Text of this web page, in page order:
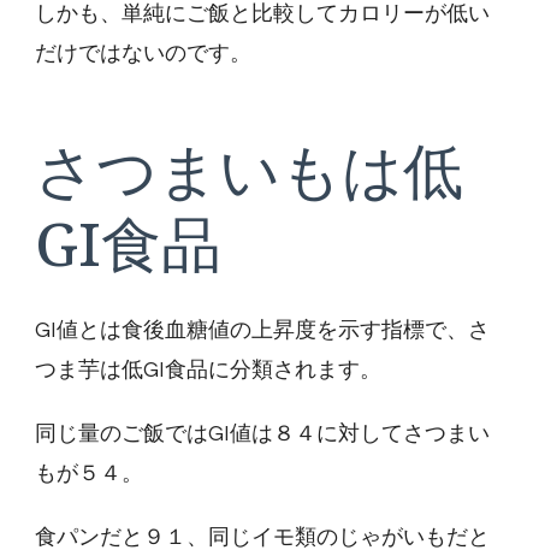
しかも、単純にご飯と比較してカロリーが低い
だけではないのです。
さつまいもは低
GI食品
GI値とは食後血糖値の上昇度を示す指標で、さ
つま芋は低GI食品に分類されます。
同じ量のご飯ではGI値は８４に対してさつまい
もが５４。
食パンだと９１、同じイモ類のじゃがいもだと